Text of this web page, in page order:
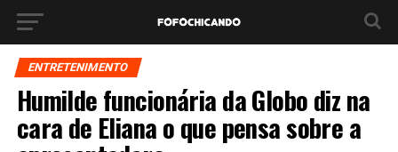
ENTRETENIMENTO
Humilde funcionária da Globo diz na
cara de Eliana o que pensa sobre a